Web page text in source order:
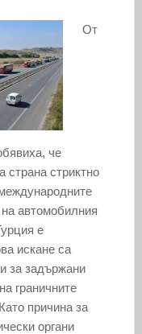
От
че
страна стриктно
автомобилния
е
искане са
за задържани
граничните
причина за
органи